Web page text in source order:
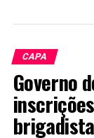
CAPA
Governo